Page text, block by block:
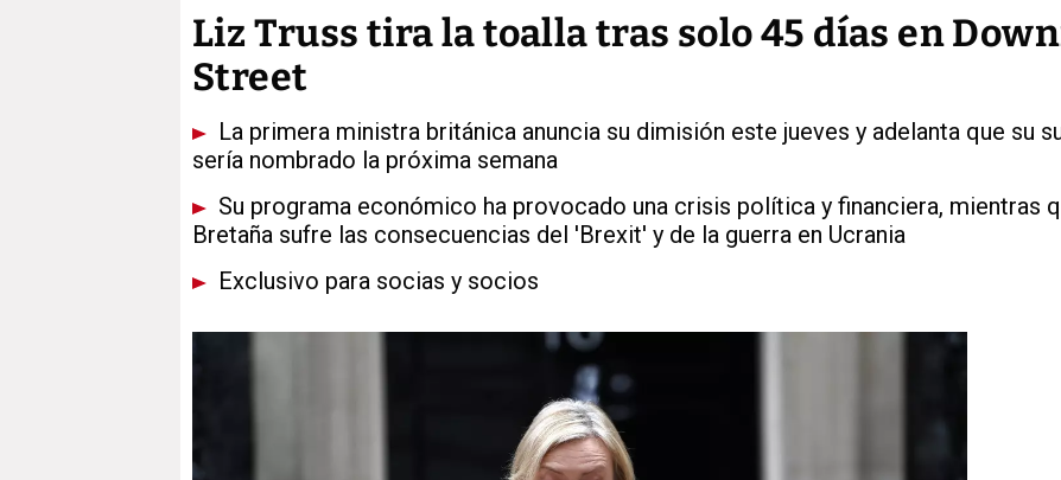
Liz Truss tira la toalla tras solo 45 días en
Street
La primera ministra británica anuncia su dimisión este jueves y adelanta que su
sería nombrado la próxima semana
Su programa económico ha provocado una crisis política y financiera, mientras
Bretaña sufre las consecuencias del 'Brexit' y de la guerra en Ucrania
Exclusivo para socias y socios